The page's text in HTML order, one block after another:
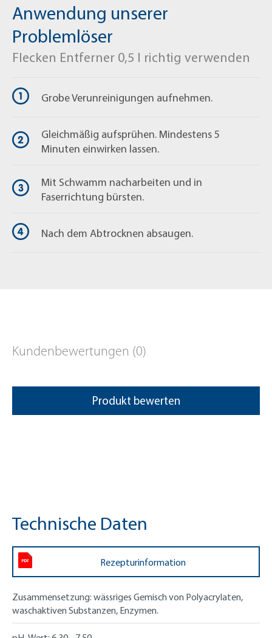
shop@mellerud.de
Anwendung unserer
Problemlöser
Flecken Entferner 0,5 l richtig verwenden
Grobe Verunreinigungen aufnehmen.
Gleichmäßig aufsprühen. Mindestens 5
Minuten einwirken lassen.
Mit Schwamm nacharbeiten und in
Faserrichtung bürsten.
Nach dem Abtrocknen absaugen.
Kundenbewertungen (0)
Produkt bewerten
Technische Daten
Rezepturinformation
Zusammensetzung: wässriges Gemisch von Polyacrylaten,
waschaktiven Substanzen, Enzymen.